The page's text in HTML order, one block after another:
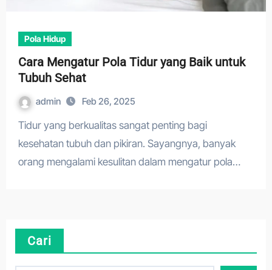
Pola Hidup
Cara Mengatur Pola Tidur yang Baik untuk
Tubuh Sehat
admin Feb 26, 2025
Tidur yang berkualitas sangat penting bagi
kesehatan tubuh dan pikiran. Sayangnya, banyak
orang mengalami kesulitan dalam mengatur pola…
Cari